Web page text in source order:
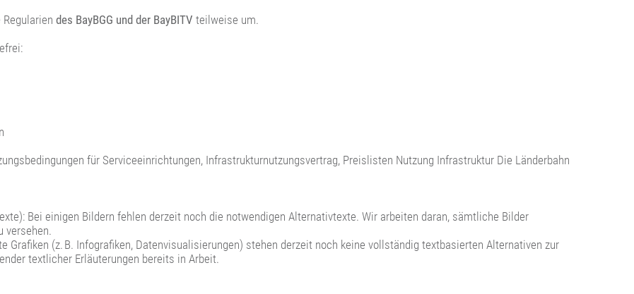
des BayBGG und der BayBITV teilweise um.
für Serviceeinrichtungen, Infrastrukturnutzungsvertrag, Preislisten Nutzung Infrastruktur Die Länderbahn
Bei einigen Bildern fehlen derzeit noch die notwendigen Alternativtexte. Wir arbeiten daran, sämtliche Bilder
versehen.
Grafiken (z. B. Infografiken, Datenvisualisierungen) stehen derzeit noch keine vollständig textbasierten Alternativen zur
textlicher Erläuterungen bereits in Arbeit.